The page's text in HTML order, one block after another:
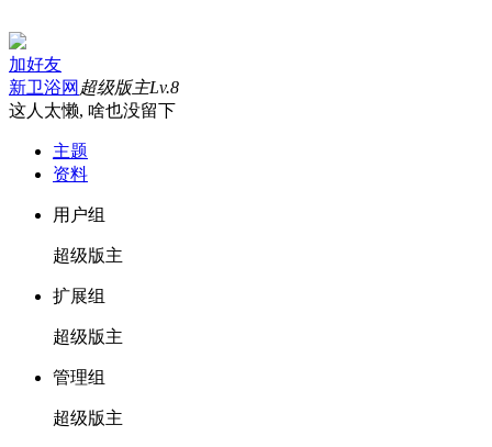
加好友
新卫浴网 超级版主Lv.8
这人太懒, 啥也没留下
主题
资料
用户组
超级版主
扩展组
超级版主
管理组
超级版主